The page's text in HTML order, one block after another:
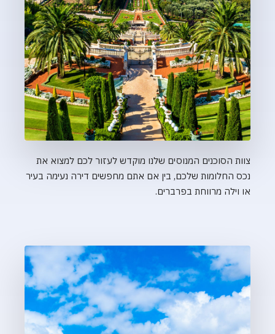
פרטים נוספים
חיפה
צוות הסוכנים המנוסים שלנו מוקדש לעזור לכם למצוא את
נכס החלומות שלכם, בין אם אתם מחפשים דירה נעימה בעיר
או וילה מרווחת בפרברים.